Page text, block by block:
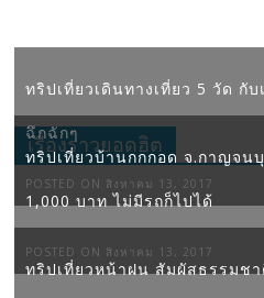
เรื่องราวยอดฮิต
ทริปเที่ยวเดินทางเที่ยว 5 วัด กั
ฉึกฉักๆ
POSTED ON สิงหาคม 13, 2017
ทริปเที่ยวบ้านกกกอด จ.กาญจน
1,000 บาท ไม่มีรถก็ไปได้
POSTED ON สิงหาคม 13, 2017
ทริปเที่ยวหน้าฝน สัมผัสธรรมช